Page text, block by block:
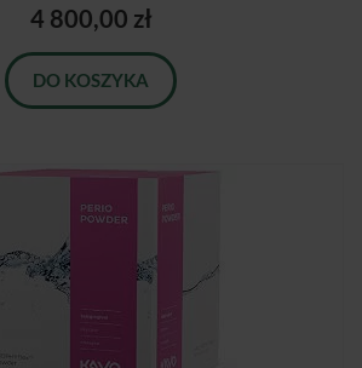
4 800,00 zł
DO KOSZYKA